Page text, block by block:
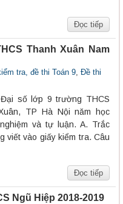
Đọc tiếp
Thanh Xuân Nam
tra, đề thi Toán 9, Đề thi
số lớp 9 trường THCS
TP Hà Nội năm học
và tự luận. A. Trắc
viết vào giấy kiểm tra. Câu
Đọc tiếp
Ngũ Hiệp 2018-2019